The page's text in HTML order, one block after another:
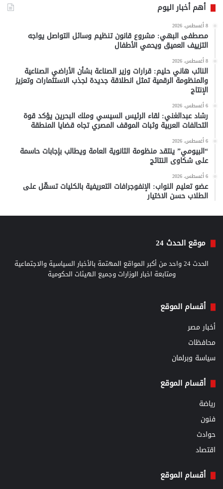
أهم أخبار اليوم
8 أغسطس، 2026
مصطفى البهي: مشروع قانون تنظيم وسائل التواصل يواجه
التزييف العميق ويحمي الأطفال
8 أغسطس، 2026
النائب هاني حليم: قرارات وزير الصناعة بشأن الأراضي الصناعية
والمنظومة الرقمية تمثل انطلاقة جديدة لجذب الاستثمارات وتعزيز
الإنتاج
6 أغسطس، 2026
رشاد عبدالغني: لقاء الرئيس السيسي وملك البحرين يؤكد قوة
التحالفات العربية وثبات الموقف المصري تجاه قضايا المنطقة
6 أغسطس، 2026
“البيومي” ينتقد منظومة الثانوية العامة ويطالب بإجابات حاسمة
على شكاوى النتائج
6 أغسطس، 2026
عضو تعليم النواب: الإنفوجرافات التعريفية بالكليات تسهّل على
الطلاب حسن الاختيار
موقع الحدث 24
الحدث 24 واحد من أكبر المواقع المهتمة بالأخبار السياسية والاجتماعية
ومتابعة اخبار الوزارات وجميع الهيئات الحكومية
أقسام الموقع
أخبار مصر
محافظات
سياسة وبرلمان
أقسام الموقع
رياضة
فنون
حوادث
اقتصاد
أقسام الموقع